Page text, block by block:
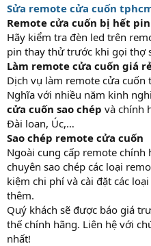
Sửa remote cửa cuốn
Remote cửa cuốn bị hết
Hãy kiểm tra đèn led trên
pin thay thử trước khi gọi thợ
Làm remote cửa cuốn giá
Dịch vụ làm remote cửa cuốn
Nghĩa với nhiều năm kinh
cửa cuốn sao chép và chính
Đài loan, Úc,…
Sao chép remote cửa cuốn
Ngoài cung cấp remote
chuyên sao chép các loại
kiệm chi phí và cài đặt các
thêm.
Quý khách sẽ được báo giá
thế chính hãng. Liên hệ với
nhất!